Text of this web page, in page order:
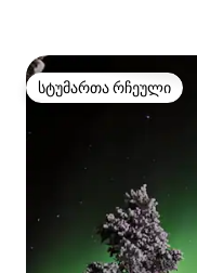
სტუმართა რჩეული
სტუმართა რჩეული